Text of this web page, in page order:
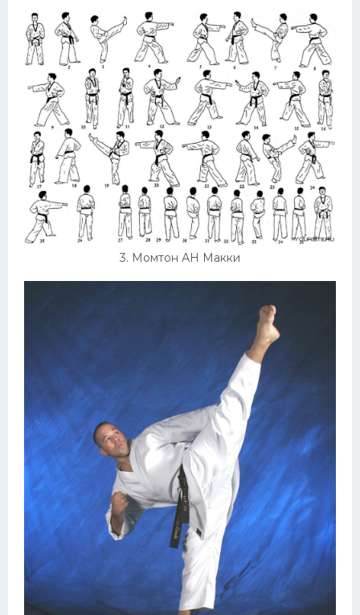
3. Момтон АН Макки